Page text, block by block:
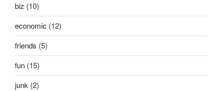
biz (10)
economic (12)
friends (5)
fun (15)
junk (2)